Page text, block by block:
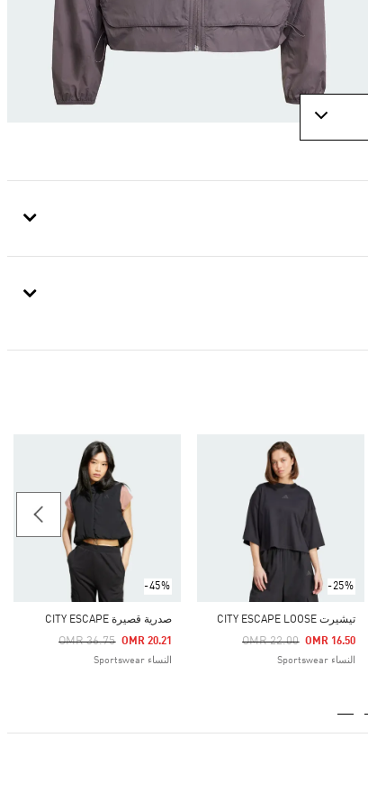
-25%
تيشيرت CITY ESCAPE LOOSE
Price Reduced From
OMR 22.00
To OMR 16.50
النساء Sportswear
-45%
صدرية قصيرة CITY ESCAPE
Price Reduced From
OMR 36.75
To OMR 20.21
النساء Sportswear
Price Reduced From